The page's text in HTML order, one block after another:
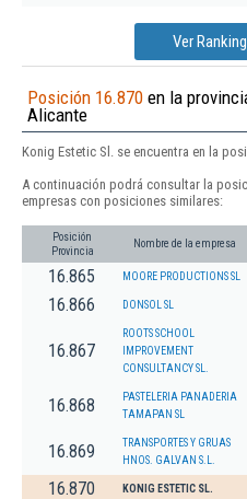
Ver
Posición 16.870 en la
Alicante
Konig Estetic Sl. se encuentra en la
A continuación podrá consultar la
empresas con posiciones similares:
Posición
Provincia
Nombre de la empresa
16.865 MOORE PRODUCTIONS SL
16.866 DONSOL SL
16.867
ROOTS SCHOOL
IMPROVEMENT
CONSULTANCY SL.
16.868
PASTELERIA PANADERIA
TAMAPAN SL
16.869
TRANSPORTES Y GRUAS
HNOS. GALVAN S.L.
16.870 KONIG ESTETIC SL.